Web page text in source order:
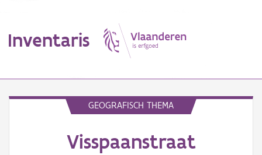
Inventaris
GEOGRAFISCH THEMA
Visspaanstraat